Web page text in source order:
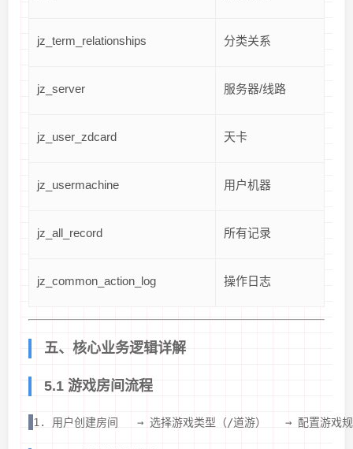
jz_term_relationships 分类关系
jz_server 服务器/线路
jz_user_zdcard 天卡
jz_usermachine 用户机器
jz_all_record 所有记录
jz_common_action_log 操作日志
五、核心业务逻辑详解
5.1 游戏房间流程
1. 用户创建房间   → 选择游戏类型（/道游）   → 配置游戏